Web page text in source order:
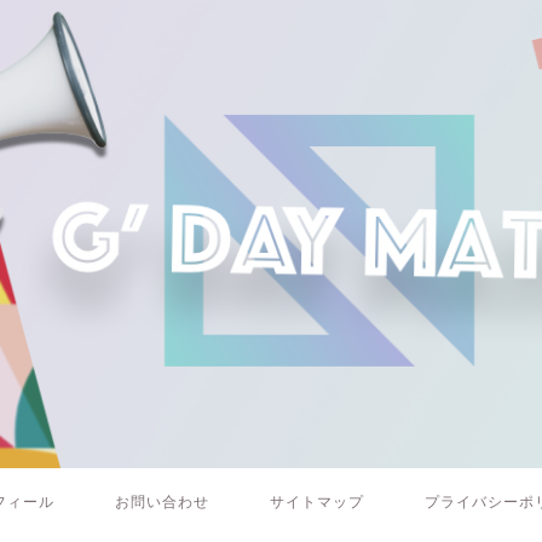
ィール お問い合わせ サイトマップ プライバシーポ